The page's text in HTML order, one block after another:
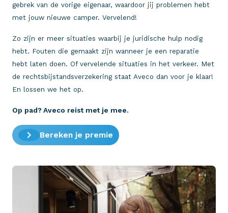
gebrek van de vorige eigenaar, waardoor jij problemen hebt
met jouw nieuwe camper. Vervelend!
Zo zijn er meer situaties waarbij je juridische hulp nodig
hebt. Fouten die gemaakt zijn wanneer je een reparatie
hebt laten doen. Of vervelende situaties in het verkeer. Met
de rechtsbijstandsverzekering staat Aveco dan voor je klaar!
En lossen we het op.
Op pad? Aveco reist met je mee.
Bereken je premie